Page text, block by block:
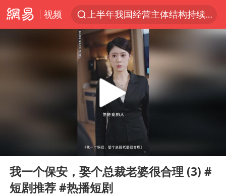
视频
上半年我国经营主体结构持续优化
上海有出现龙卷潜势
白海豚逼近浙闽沿海
上门女婿出轨女邻居多年被判重婚罪
王传君 《披荆斩棘》
Play
我一个保安，娶个总裁老婆很合理 (3) #
短剧推荐 #热播短剧